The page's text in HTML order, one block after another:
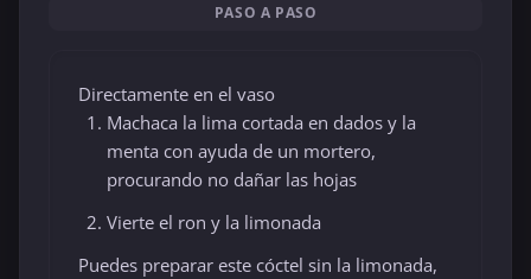
PASO A PASO
Directamente en el vaso
Machaca la lima cortada en dados y la
menta con ayuda de un mortero,
procurando no dañar las hojas
Vierte el ron y la limonada
Puedes preparar este cóctel sin la limonada,